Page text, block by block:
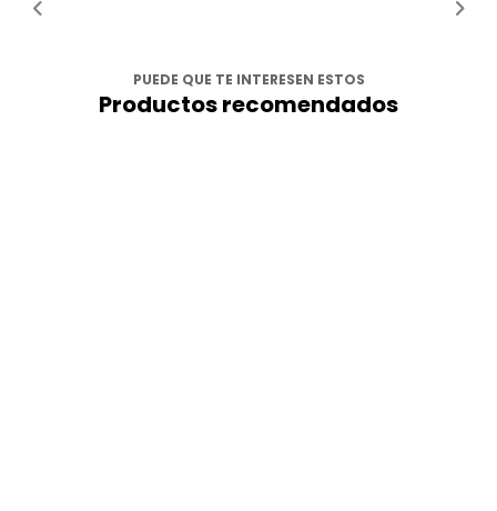
PUEDE QUE TE INTERESEN ESTOS
Productos recomendados